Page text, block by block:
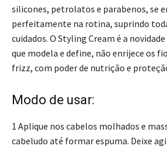
silicones, petrolatos e parabenos, se
perfeitamente na rotina, suprindo
cuidados. O Styling Cream é a
que modela e define, não enrijece os
frizz, com poder de nutrição e
Modo de usar:
1 Aplique nos cabelos molhados e
cabeludo até formar espuma. Deixe